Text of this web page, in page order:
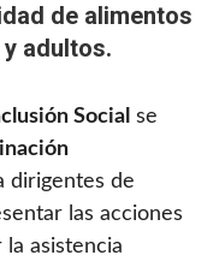
de alimentos
y adultos.
Social se
dirigentes de
las acciones
asistencia